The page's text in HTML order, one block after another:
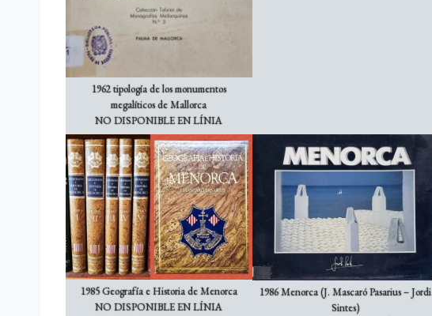
1962 tipología de los monumentos
megalíticos de Mallorca
NO DISPONIBLE EN LÍNIA
1985 Geografía e Historia de Menorca
NO DISPONIBLE EN LÍNIA
1986 Menorca (J. Mascaró Pasarius – Jordi
Sintes)